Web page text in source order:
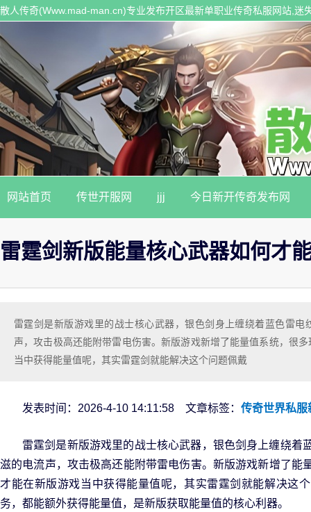
散人传奇(Www.mad-man.cn)专业发布开区最新单职业传奇私服网站,
网站首页 传世开服网 jjj 今日新开传奇发布网
雷霆剑新版能量核心武器如何才
雷霆剑是新版游戏里的战士核心武器，银色剑身上缠绕着蓝色雷电
声，攻击极高还能附带雷电伤害。新版游戏新增了能量值系统，很
当中获得能量值呢，其实雷霆剑就能解决这个问题佩戴
发表时间：2026-4-10 14:11:58 文章标签： 传奇世界私服
雷霆剑是新版游戏里的战士核心武器，银色剑身上缠绕着
滋的电流声，攻击极高还能附带雷电伤害。新版游戏新增了能
才能在新版游戏当中获得能量值呢，其实雷霆剑就能解决这
务，都能额外获得能量值，是新版获取能量值的核心利器。